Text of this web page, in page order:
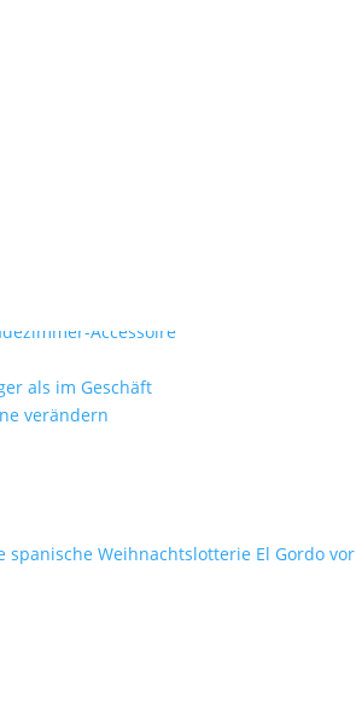
Accessoire
als im Geschäft
verändern
Weihnachtslotterie El Gordo vor